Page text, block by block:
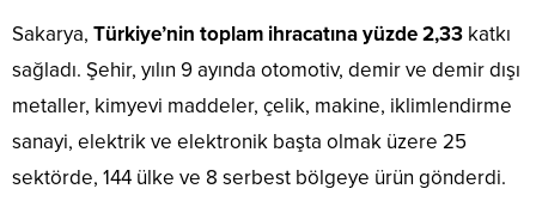
Sakarya, Türkiye’nin toplam ihracatına yüzde 2,33 katkı
sağladı. Şehir, yılın 9 ayında otomotiv, demir ve demir dışı
metaller, kimyevi maddeler, çelik, makine, iklimlendirme
sanayi, elektrik ve elektronik başta olmak üzere 25
sektörde, 144 ülke ve 8 serbest bölgeye ürün gönderdi.